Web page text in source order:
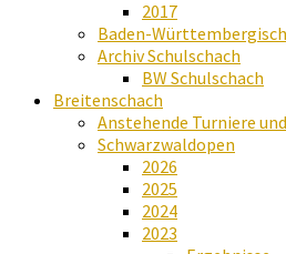
2017
Baden-
Archiv Schulschach
BW Schulschach
Breitenschach
Anstehende Turniere
Schwarzwaldopen
2026
2025
2024
2023